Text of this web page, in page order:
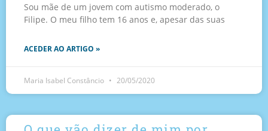
Sou mãe de um jovem com autismo moderado, o
Filipe. O meu filho tem 16 anos e, apesar das suas
ACEDER AO ARTIGO »
Maria Isabel Constâncio 20/05/2020